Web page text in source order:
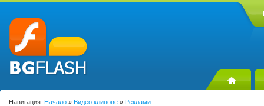
Навигация: Начало » Видео клипове » Реклами